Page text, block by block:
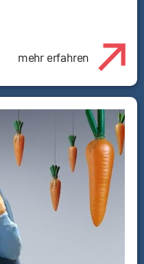
mehr erfahren